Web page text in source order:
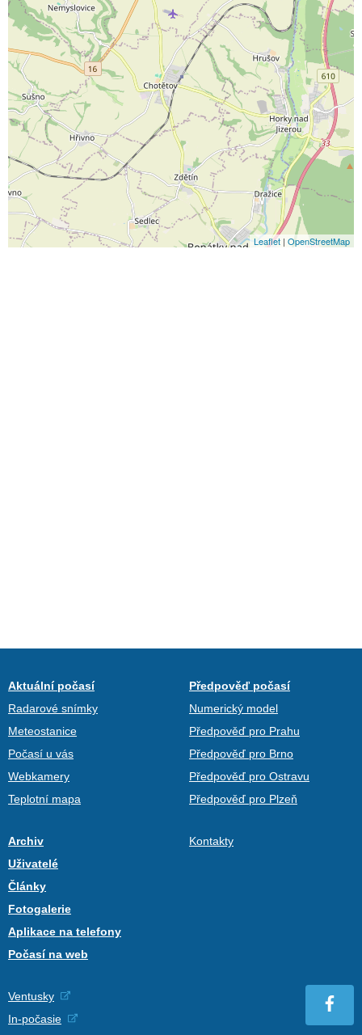
Leaflet | OpenStreetMap
Aktuální počasí
Radarové snímky
Meteostanice
Počasí u vás
Webkamery
Teplotní mapa
Předpověď počasí
Numerický model
Předpověď pro Prahu
Předpověď pro Brno
Předpověď pro Ostravu
Předpověď pro Plzeň
Archiv
Uživatelé
Články
Fotogalerie
Aplikace na telefony
Počasí na web
Kontakty
Ventusky
In-počasie